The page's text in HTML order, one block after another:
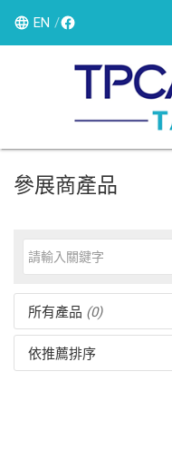
EN
參展商產品
所有產品 (0)
依推薦排序